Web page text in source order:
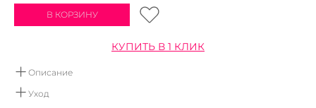
В КОРЗИНУ
КУПИТЬ В 1 КЛИК
Описание
Плавки бикини на завязках. Модель выполнена из фактурного
бифлекса. Декорирован поверх кружевом и бантиком
Уход